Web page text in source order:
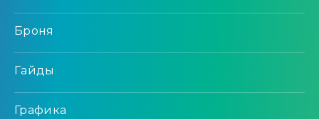
Броня
Гайды
Графика